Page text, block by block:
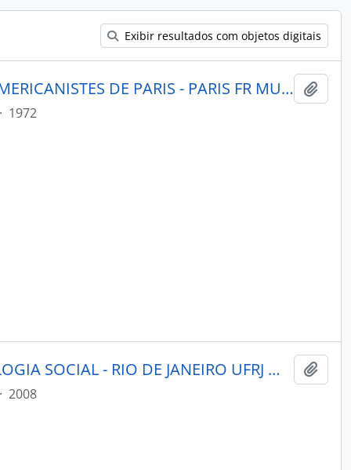
Exibir resultados com objetos digitais
JOURNAL DE LA SOCIETE DES AMERICANISTES DE PARIS - PARIS FR MUSEE DE L HOMME - 1972 - Nº61
· 1972
MANA ESTUDOS DE ANTROPOLOGIA SOCIAL - RIO DE JANEIRO UFRJ MUSEU NACIONAL - 2008 - Nº14 - 02
· 2008